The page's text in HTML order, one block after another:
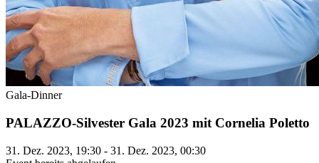
Gala-Dinner
PALAZZO-Silvester Gala 2023 mit Cornelia Poletto
31. Dez. 2023, 19:30 - 31. Dez. 2023, 00:30